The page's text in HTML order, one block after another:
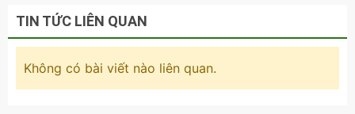
TIN TỨC LIÊN QUAN
Không có bài viết nào liên quan.